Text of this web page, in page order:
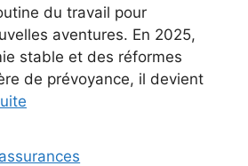
du travail pour
aventures. En 2025,
stable et des réformes
de prévoyance, il devient